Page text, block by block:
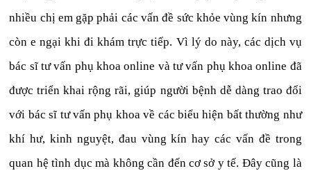
nhiều chị em gặp phải các vấn đề sức khỏe vùng kín nhưng
còn e ngại khi đi khám trực tiếp. Vì lý do này, các dịch vụ
bác sĩ tư vấn phụ khoa online và tư vấn phụ khoa online đã
được triển khai rộng rãi, giúp người bệnh dễ dàng trao đổi
với bác sĩ tư vấn phụ khoa về các biểu hiện bất thường như
khí hư, kinh nguyệt, đau vùng kín hay các vấn đề trong
quan hệ tình dục mà không cần đến cơ sở y tế. Đây cũng là